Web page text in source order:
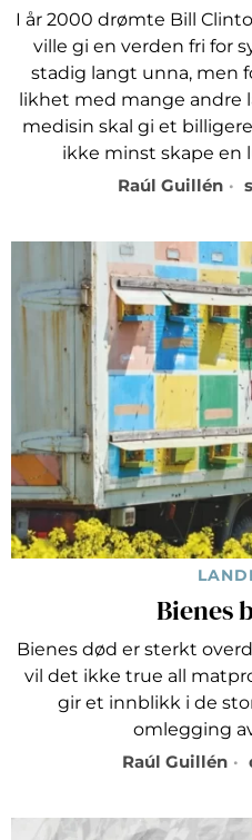
I år 2000 drømte Bill
ville gi en verden fri for
stadig langt unna, men
likhet med mange andre
medisin skal gi et
ikke minst skape en
Raúl Guillén
Bienes
Bienes død er sterkt
vil det ikke true all
gir et innblikk i de
omlegging
Raúl Guillén